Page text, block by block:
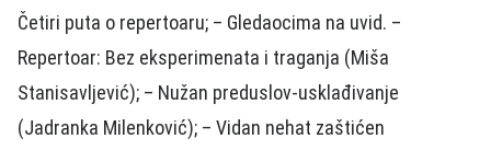
Četiri puta o repertoaru; – Gledaocima na uvid. –
Repertoar: Bez eksperimenata i traganja (Miša
Stanisavljević); – Nužan preduslov-usklađivanje
(Jadranka Milenković); – Vidan nehat zaštićen